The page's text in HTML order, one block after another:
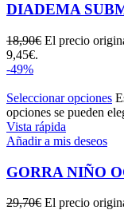
DIADEMA
18,90€ El precio
9,45€.
-49%
Seleccionar opciones
opciones se pueden
Vista rápida
Añadir a mis deseos
GORRA NIÑO
29,70€ El precio